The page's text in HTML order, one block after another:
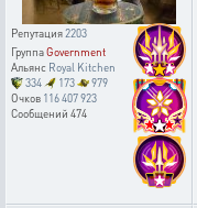
Репутация2203
ГруппаGovernment
Альянс Royal Kitchen
334
173
979
Очков 116 407 923
Сообщений 474